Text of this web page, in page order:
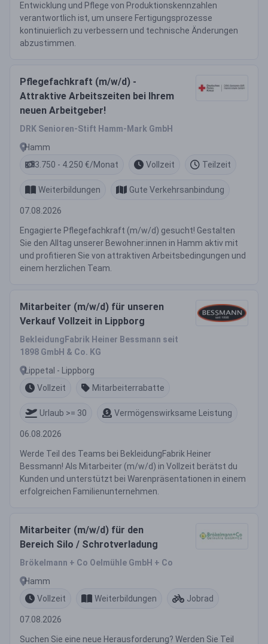
Entwicklung und Pflege von Produktionskennzahlen
verantwortlich ist, um unsere Fertigungsprozesse
kontinuierlich zu verbessern und technische Änderungen
abzustimmen.
Pflegefachkraft (m/w/d) -
Attraktive Arbeitszeiten bei Ihrem
neuen Arbeitgeber!
DRK Senioren-Stift Hamm-Mark GmbH
Hamm
3.750 - 4.250 €/Monat
Vollzeit Teilzeit
Weiterbildungen Gute Verkehrsanbindung
07.08.2026
Engagierte Pflegefachkraft (m/w/d) gesucht! Gestalten
Sie den Alltag unserer Bewohner:innen in Hamm aktiv mit
und profitieren Sie von attraktiven Arbeitsbedingungen und
einem herzlichen Team.
Mitarbeiter (m/w/d) für unseren
Verkauf Vollzeit in Lippborg
BekleidungFabrik Heiner Bessmann seit
1898 GmbH & Co. KG
Lippetal - Lippborg
Vollzeit
Mitarbeiterrabatte
Urlaub >= 30 Vermögenswirksame Leistung
06.08.2026
Werde Teil des Teams bei BekleidungFabrik Heiner
Bessmann! Als Mitarbeiter (m/w/d) in Vollzeit berätst du
Kunden und unterstützt bei Warenpräsentationen in einem
erfolgreichen Familienunternehmen.
Mitarbeiter (m/w/d) für den
Bereich Silo / Schrotverladung
Brökelmann + Co Oelmühle GmbH + Co
Hamm
Vollzeit
Weiterbildungen Jobrad
07.08.2026
Suchen Sie eine neue Herausforderung? Werden Sie Teil